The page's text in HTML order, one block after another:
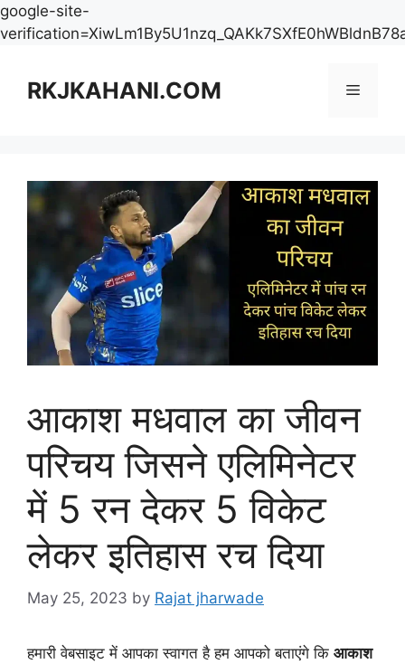
google-site-
contentRKJKAHANI.COM Menu
आकाश मधवाल का जीवन
परिचय जिसने एलिमिनेटर
में 5 रन देकर 5 विकेट
लेकर इतिहास रच दिया
May 25, 2023 by Rajat jharwade
हमारी वेबसाइट में आपका स्वागत है हम आपको बताएंगे कि आकाश